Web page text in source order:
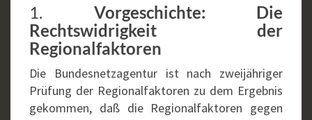
1. Vorgeschichte: Die
Rechtswidrigkeit der
Regionalfaktoren
Die Bundesnetzagentur ist nach zweijähriger
Prüfung der Regionalfaktoren zu dem Ergebnis
gekommen, daß die Regionalfaktoren gegen